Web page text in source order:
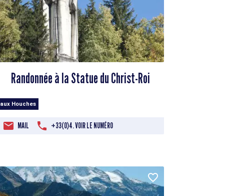
Randonnée à la Statue du Christ-Roi
aux Houches
MAIL +33(0)4. VOIR LE NUMÉRO